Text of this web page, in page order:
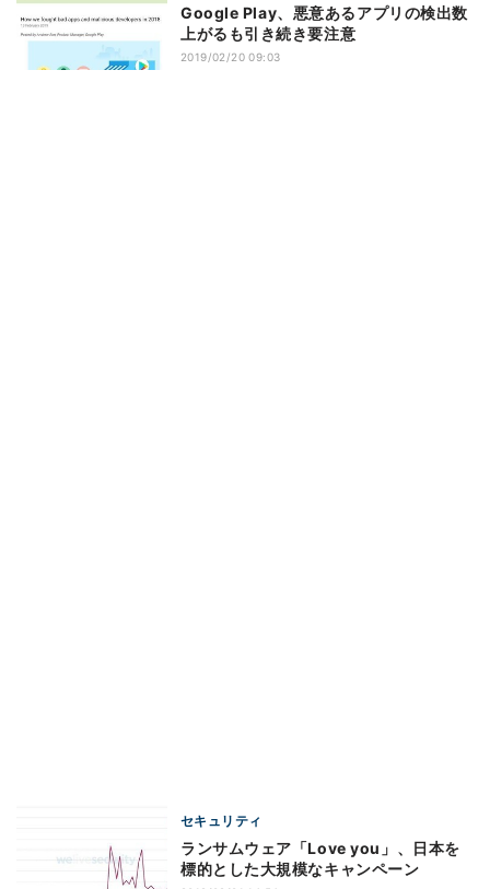
Google Play、悪意あるアプリの検出数
上がるも引き続き要注意
2019/02/20 09:03
セキュリティ
ランサムウェア「Love you」、日本を
標的とした大規模なキャンペーン